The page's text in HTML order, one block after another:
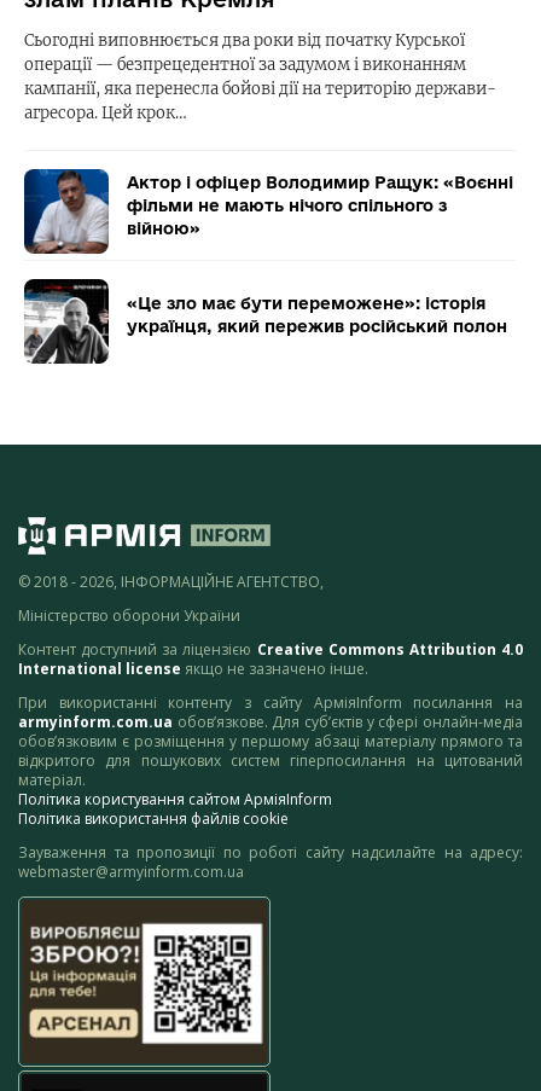
Сьогодні виповнюється два роки від початку Курської
операції — безпрецедентної за задумом і виконанням
кампанії, яка перенесла бойові дії на територію держави-
агресора. Цей крок…
Актор і офіцер Володимир Ращук: «Воєнні
фільми не мають нічого спільного з
війною»
«Це зло має бути переможене»: історія
українця, який пережив російський полон
© 2018 - 2026, ІНФОРМАЦІЙНЕ АГЕНТСТВО,
Міністерство оборони України
Контент доступний за ліцензією Creative Commons Attribution 4.0
International license якщо не зазначено інше.
При використанні контенту з сайту АрміяInform посилання на
armyinform.com.ua обов’язкове. Для суб’єктів у сфері онлайн-медіа
обов’язковим є розміщення у першому абзаці матеріалу прямого та
відкритого для пошукових систем гіперпосилання на цитований
матеріал.
Політика користування сайтом АрміяInform
Політика використання файлів cookie
Зауваження та пропозиції по роботі сайту надсилайте на адресу:
webmaster@armyinform.com.ua